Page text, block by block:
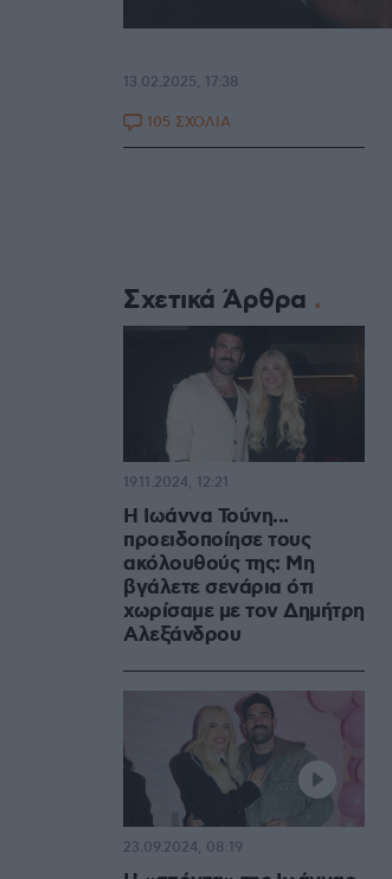
13.02.2025, 17:38
105 ΣΧΟΛΙΑ
Σχετικά Άρθρα
H Iωάννα Τούνη...
προειδοποίησε τους
ακόλουθούς της: Μη
βγάλετε σενάρια ότι
χωρίσαμε με τον Δημήτρη
Αλεξάνδρου
19.11.2024, 12:21
23.09.2024, 08:19